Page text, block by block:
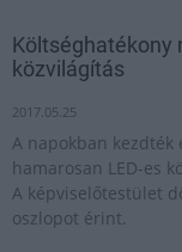
Költséghatékony
közvilágítás
2017.05.25
A napokban kezdték
hamarosan LED-es
A képviselőtestület
oszlopot érint.